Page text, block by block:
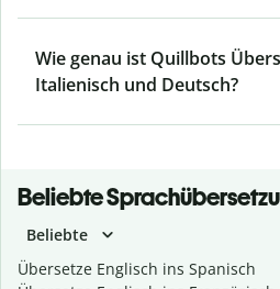
Wie genau ist Quillbots
Italienisch und Deutsch?
Beliebte
Beliebte
Übersetze Englisch ins Spanisch